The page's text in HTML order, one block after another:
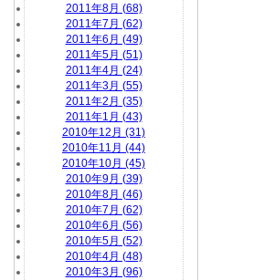
2011年8月 (68)
2011年7月 (62)
2011年6月 (49)
2011年5月 (51)
2011年4月 (24)
2011年3月 (55)
2011年2月 (35)
2011年1月 (43)
2010年12月 (31)
2010年11月 (44)
2010年10月 (45)
2010年9月 (39)
2010年8月 (46)
2010年7月 (62)
2010年6月 (56)
2010年5月 (52)
2010年4月 (48)
2010年3月 (96)